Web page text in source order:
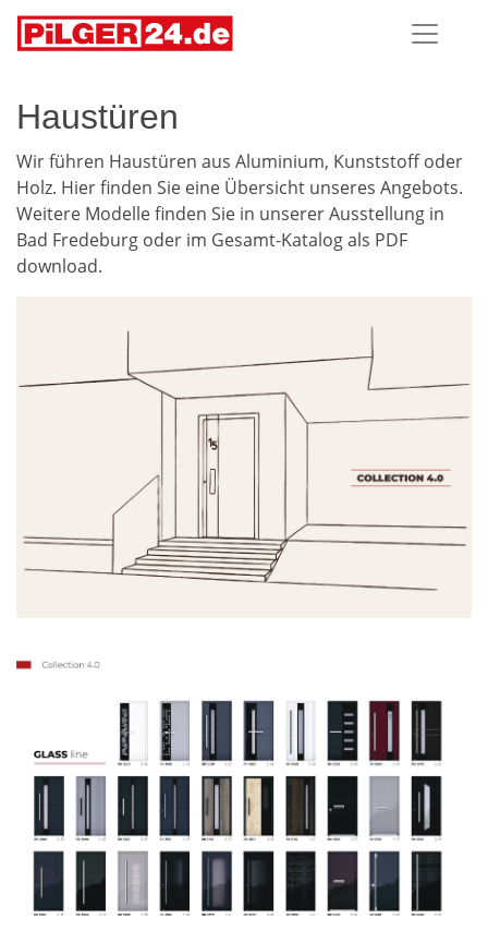
Haustüren
Wir führen Haustüren aus Aluminium, Kunststoff oder
Holz. Hier finden Sie eine Übersicht unseres Angebots.
Weitere Modelle finden Sie in unserer Ausstellung in
Bad Fredeburg oder im Gesamt-Katalog als PDF
download.